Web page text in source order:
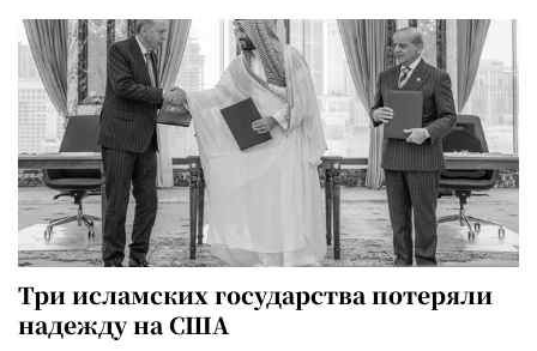
Три исламских государства потеряли
надежду на США